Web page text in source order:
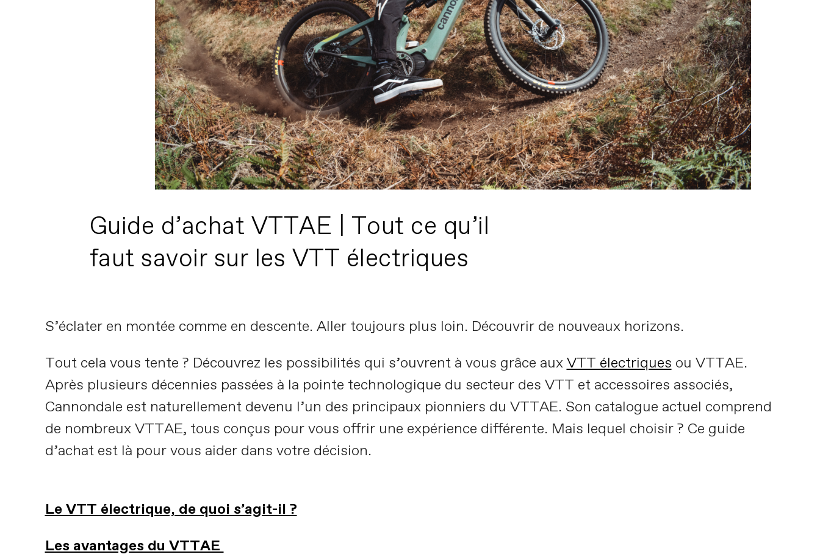
Guide d’achat VTTAE | Tout ce qu’il
faut savoir sur les VTT électriques
S’éclater en montée comme en descente. Aller toujours plus loin. Découvrir de nouveaux horizons.
Tout cela vous tente ? Découvrez les possibilités qui s’ouvrent à vous grâce auxVTT électriques ou VTTAE.
Après plusieurs décennies passées à la pointe technologique du secteur des VTT et accessoires associés,
Cannondale est naturellement devenu l’un des principaux pionniers du VTTAE. Son catalogue actuel comprend
de nombreux VTTAE, tous conçus pour vous offrir une expérience différente. Mais lequel choisir ? Ce guide
d’achat est là pour vous aider dans votre décision.
Le VTT électrique, de quoi s’agit-il ?
Les avantages du VTTAE